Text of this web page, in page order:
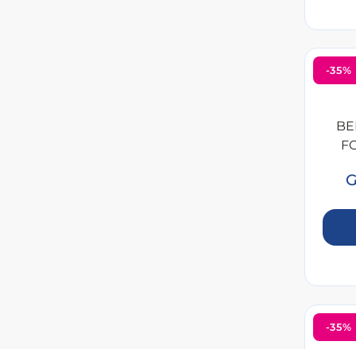
-35%
-35%